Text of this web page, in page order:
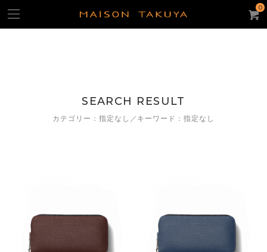
コンパクト・ウォレット コインケース
財布/コインケース
スモール・レザーグッズ
iPhoneケース
0
SEARCH RESULT
カテゴリー：指定なし／キーワード：指定なし